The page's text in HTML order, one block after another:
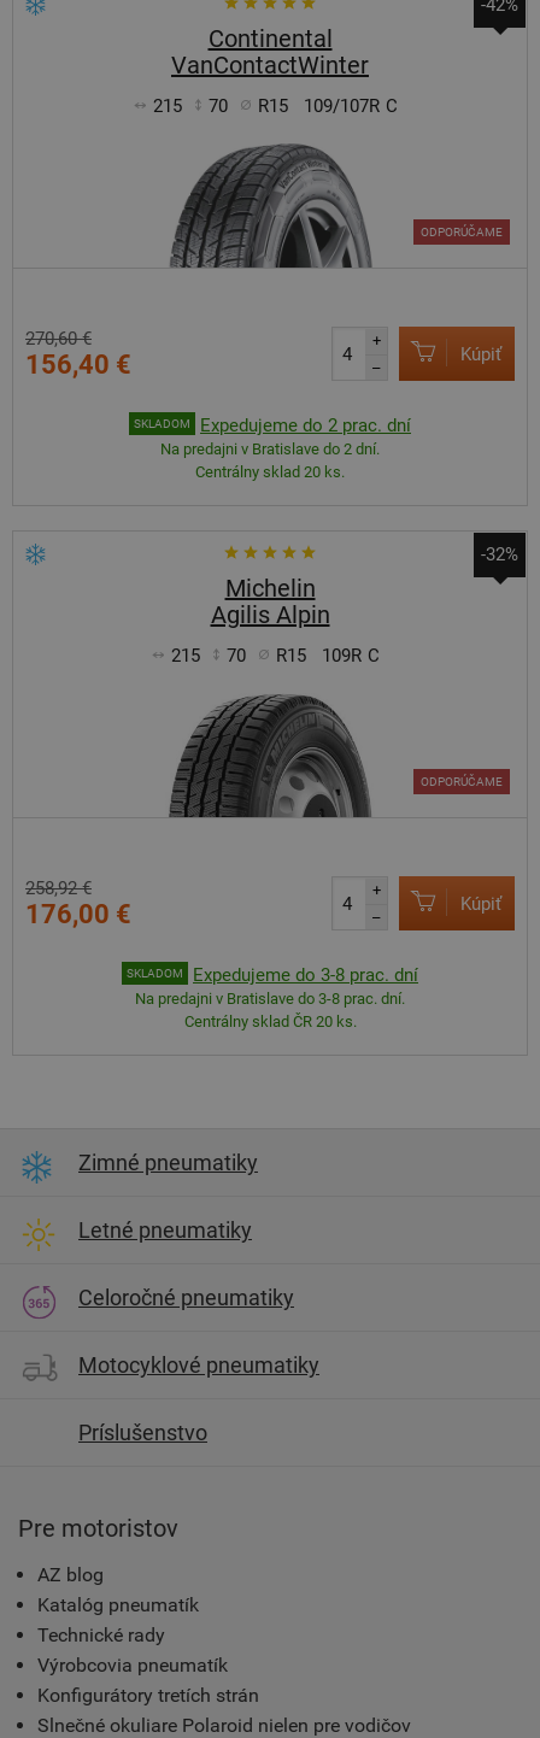
-42%
Continental
VanContactWinter
215 70 R15 109/107R C
ODPORÚČAME
270,60 €
156,40 €
+
–
Kúpiť
SKLADOM Expedujeme do 2 prac. dní
Na predajni v Bratislave do 2 dní.
Centrálny sklad 20 ks.
-32%
Michelin
Agilis Alpin
215 70 R15 109R C
ODPORÚČAME
258,92 €
176,00 €
+
–
Kúpiť
SKLADOM Expedujeme do 3-8 prac. dní
Na predajni v Bratislave do 3-8 prac. dní.
Centrálny sklad ČR 20 ks.
Zimné pneumatiky
Letné pneumatiky
Celoročné pneumatiky
Motocyklové pneumatiky
Príslušenstvo
Pre motoristov
AZ blog
Katalóg pneumatík
Technické rady
Výrobcovia pneumatík
Konfigurátory tretích strán
Slnečné okuliare Polaroid nielen pre vodičov